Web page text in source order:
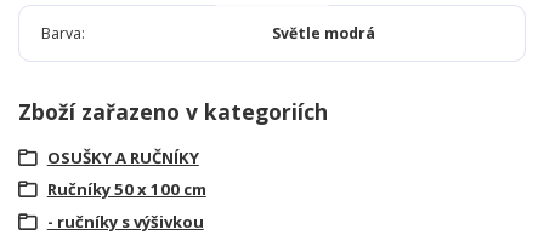
Barva Světle modrá
Zboží zařazeno v kategoriích
OSUŠKY A RUČNÍKY
Ručníky 50 x 100 cm
- ručníky s výšivkou